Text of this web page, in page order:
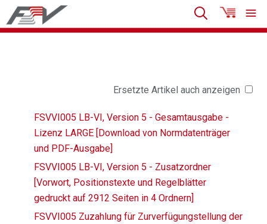
Ersetzte Artikel auch anzeigen
FSVVI005 LB-VI, Version 5 - Gesamtausgabe -
Lizenz LARGE [Download von Normdatenträger
und PDF-Ausgabe]
FSVVI005 LB-VI, Version 5 - Zusatzordner
[Vorwort, Positionstexte und Regelblätter
gedruckt auf 2912 Seiten in 4 Ordnern]
FSVVI005 Zuzahlung für Zurverfügungstellung der